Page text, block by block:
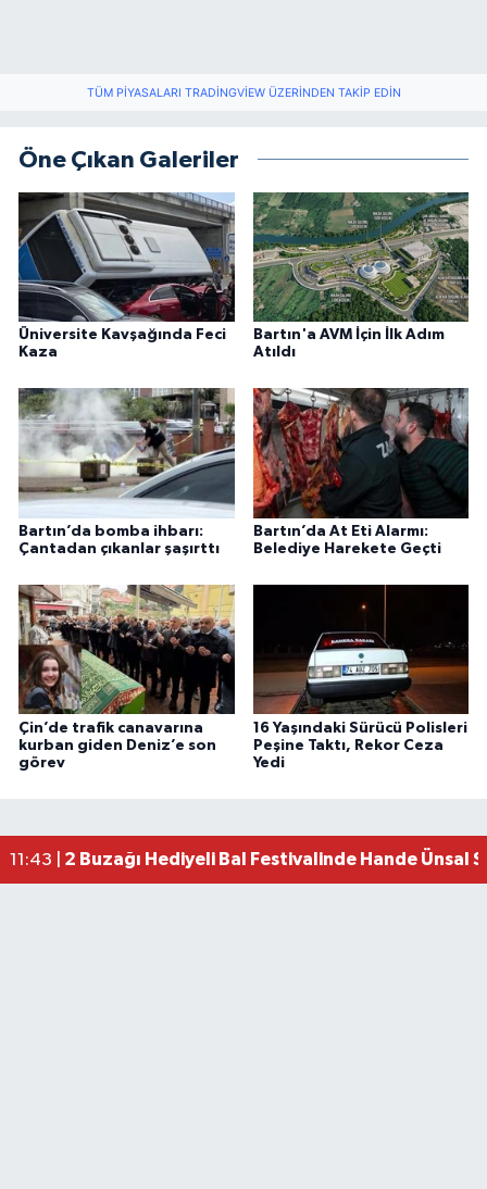
TÜM PIYASALARI TRADINGVIEW ÜZERINDEN TAKIP EDIN
Öne Çıkan Galeriler
Üniversite Kavşağında Feci
Kaza
Bartın'a AVM İçin İlk Adım
Atıldı
Bartın’da bomba ihbarı:
Çantadan çıkanlar şaşırttı
Bartın’da At Eti Alarmı:
Belediye Harekete Geçti
Çin’de trafik canavarına
kurban giden Deniz’e son
görev
16 Yaşındaki Sürücü Polisleri
Peşine Taktı, Rekor Ceza
Yedi
11:43 | 2 Buzağı Hediyeli Bal Festivalinde Hande Ünsal